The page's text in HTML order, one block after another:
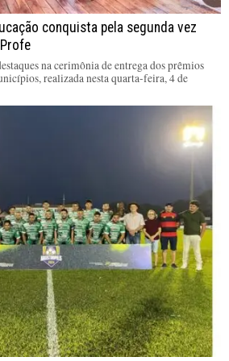
conquista pela segunda vez
na cerimônia de entrega dos prêmios
realizada nesta quarta-feira, 4 de